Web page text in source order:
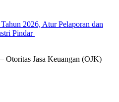
2026, Atur Pelaporan dan
Pindar
Jasa Keuangan (OJK)